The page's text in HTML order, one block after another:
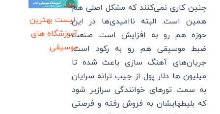
چنین کاری نمی‌کنند که مشکل اصلی هم
همین است. البته ناامیدی‌ها در این
حوزه هم رو به افزایش است. صنعت
ضبط موسیقی هم رو به رکود است.
جریان‌های آهنگ سازی باعث شده تا
میلیون ها دلار پول از جیب ترانه سرایان
به سمت تورهای خوانندگی سرازیر شود
که بلیطهایشان به فروش رفته و فرصتی
لیست بهترین
آموزشگاه های
موسیقی
آموزش
آهنگ
تولدت